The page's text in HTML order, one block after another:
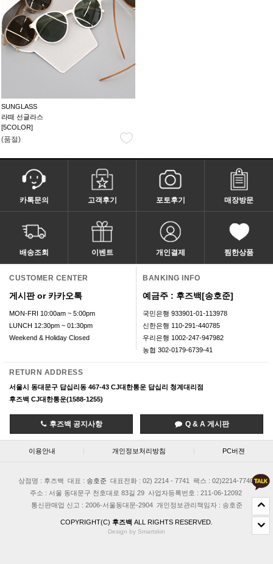
SUNGLASS
라떼 선글라스
[5COLOR]
(품절)
카톡문의 고객후기 포토후기 매장방문
배송조회 이벤트 개인결제 찜한상품
CUSTOMER CENTER
게시판 or 카카오톡
MON-FRI 10:00am ~ 5:00pm
LUNCH 12:30pm ~ 01:30pm
Weekend & Holiday Closed
BANKING INFO
예금주 : 후즈백[송호준]
국민은행 933901-01-113978
신한은행 110-291-440785
우리은행 1002-247-947982
농협 302-0179-6739-41
RETURN ADDRESS
서울시 동대문구 답십리동 467-43 CJ대한통운 답십리 청계대리점
후즈백 CJ대한통운(1588-1255)
후즈백 공지사항 Q & A 게시판
이용안내 | 개인정보처리방침 | PC버젼
상점명 : 후즈백 대표 : 송호준 대표전화 : 02) 2214 - 7741
팩스 : 02)2214-7740
주소 : 서울 동대문구 천호대로 83길 29
사업자등록번호 : 211-06-12092
통신판매업 신고 : 2006-서울동대문-2904
개인정보관리책임자 : 송호준
COPYRIGHT(C) 후즈백 ALL RIGHTS RESERVED.